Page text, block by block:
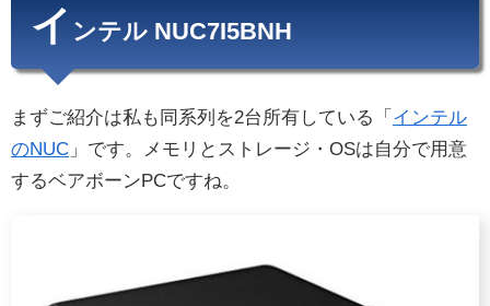
イ ンテル NUC7I5BNH
まずご紹介は私も同系列を2台所有している「 インテル
のNUC 」です。メモリとストレージ・OSは自分で用意
するベアボーンPCですね。